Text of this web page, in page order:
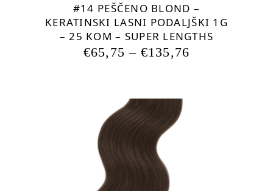
#14 PEŠČENO BLOND –
KERATINSKI LASNI PODALJŠKI 1G
– 25 KOM – SUPER LENGTHS
€65,75 –€135,76